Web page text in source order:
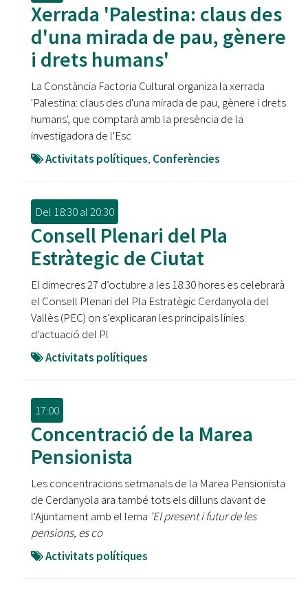
Xerrada 'Palestina: claus des
d'una mirada de pau, gènere
i drets humans'
La Constància Factoria Cultural organiza la xerrada
'Palestina: claus des d'una mirada de pau, gènere i drets
humans', que comptarà amb la presència de la
investigadora de l'Esc
Activitats polítiques, Conferències
Del 18:30al20:30
Consell Plenari del Pla
Estràtegic de Ciutat
El dimecres 27 d’octubre a les 18:30 hores es celebrarà
el Consell Plenari del Pla Estratègic Cerdanyola del
Vallès (PEC) on s’explicaran les principals línies
d’actuació del Pl
Activitats polítiques
17:00
Concentració de la Marea
Pensionista
Les concentracions setmanals de la Marea Pensionista
de Cerdanyola ara també tots els dilluns davant de
l'Ajuntament amb el lema 'El present i futur de les
pensions, es co
Activitats polítiques